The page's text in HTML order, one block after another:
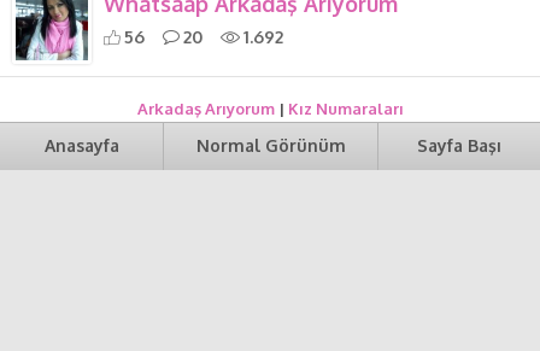
56 20 1.692
Arkadaş Arıyorum| Kız Numaraları
Anasayfa Normal Görünüm Sayfa Başı